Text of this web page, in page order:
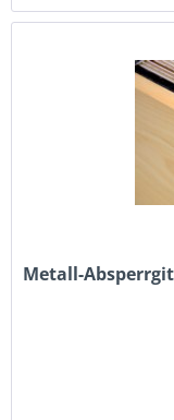
Metall-